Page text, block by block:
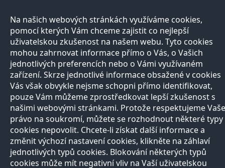
Na našich webových stránkách využíváme cookies,
pomocí kterých Vám chceme zajistit co nejlepší
uživatelskou zkušenost na našem webu. Tyto cookies
mohou zahrnovat informace přímo o Vás, o Vašich
jednotlivých preferencích nebo o Vámi využívaném
zařízení. Skrze jednotlivé informace obsažené v cookies
Vás však obvykle nejsme schopni přímo identifikovat,
pouze Vám můžeme zprostředkovat lepší zkušenost s
našimi webovými stránkami. Protože respektujeme Vaše
právo na soukromí, můžete se rozhodnout některé typy
cookies nepovolit. Chcete-li získat další informace a
změnit výchozí nastavení cookies, klikněte na záhlaví
jednotlivých typů cookies. Blokování některých typů
cookies může mít negativní vliv na Vaší uživatelskou